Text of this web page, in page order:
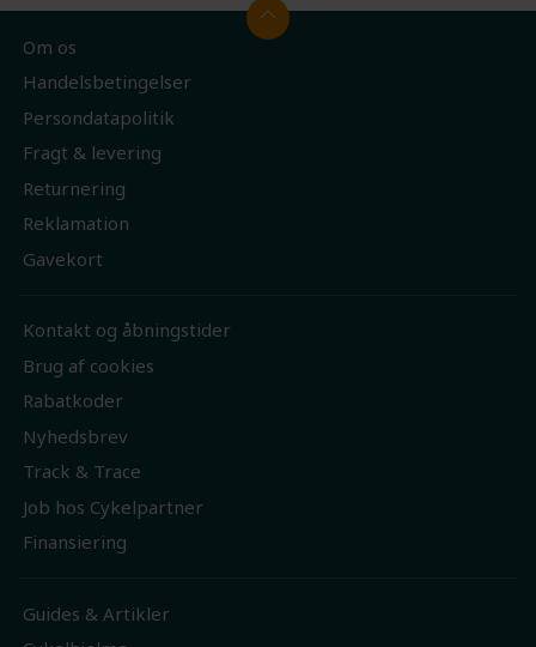
Om os
Handelsbetingelser
Persondatapolitik
Fragt & levering
Returnering
Reklamation
Gavekort
Kontakt og åbningstider
Brug af cookies
Rabatkoder
Nyhedsbrev
Track & Trace
Job hos Cykelpartner
Finansiering
Guides & Artikler